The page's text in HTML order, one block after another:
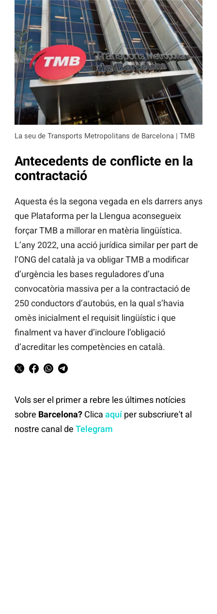
La seu de Transports Metropolitans de Barcelona | TMB
Antecedents de conflicte en la
contractació
Aquesta és la segona vegada en els darrers anys
que Plataforma per la Llengua aconsegueix
forçar TMB a millorar en matèria lingüística.
L’any 2022, una acció jurídica similar per part de
l’ONG del català ja va obligar TMB a modificar
d’urgència les bases reguladores d’una
convocatòria massiva per a la contractació de
250 conductors d’autobús, en la qual s’havia
omès inicialment el requisit lingüístic i que
finalment va haver d’incloure l’obligació
d’acreditar les competències en català.
Vols ser el primer a rebre les últimes notícies
sobre Barcelona? Clica aquíper subscriure't al
nostre canal de Telegram